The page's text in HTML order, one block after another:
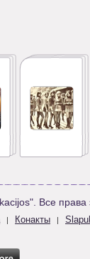
Все
| Конакты |